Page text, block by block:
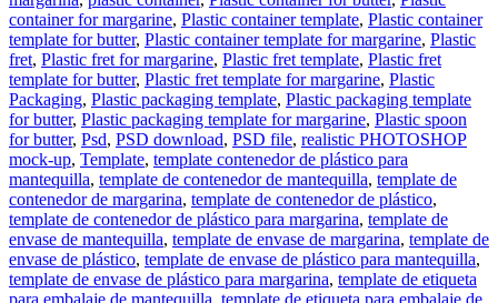
container for margarine, Plastic container template, Plastic container
template for butter, Plastic container template for margarine, Plastic
fret, Plastic fret for margarine, Plastic fret template, Plastic fret
template for butter, Plastic fret template for margarine, Plastic
Packaging, Plastic packaging template, Plastic packaging template
for butter, Plastic packaging template for margarine, Plastic spoon
for butter, Psd, PSD download, PSD file, realistic PHOTOSHOP
mock-up, Template, template contenedor de plástico para
mantequilla, template de contenedor de mantequilla, template de
contenedor de margarina, template de contenedor de plástico,
template de contenedor de plástico para margarina, template de
envase de mantequilla, template de envase de margarina, template de
envase de plástico, template de envase de plástico para mantequilla,
template de envase de plástico para margarina, template de etiqueta
para embalaje de mantequilla, template de etiqueta para embalaje de